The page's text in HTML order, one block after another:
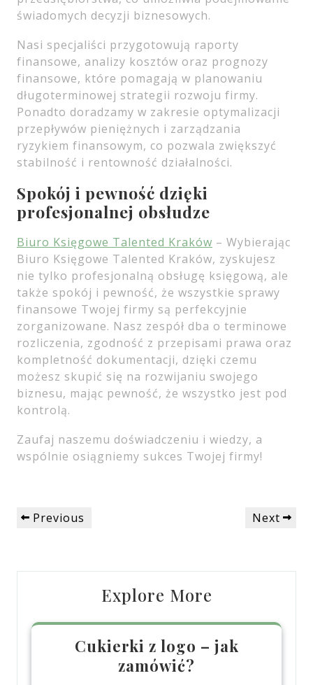
świadomych decyzji biznesowych.
Nasi specjaliści przygotowują raporty
finansowe, analizy kosztów oraz prognozy
finansowe, które pomagają w planowaniu
długoterminowej strategii rozwoju firmy.
Ponadto doradzamy w zakresie optymalizacji
przepływów pieniężnych i zarządzania
ryzykiem finansowym, co pozwala zwiększyć
stabilność i rentowność działalności.
Spokój i pewność dzięki
profesjonalnej obsłudze
Biuro Księgowe Talented Kraków – Wybierając
Biuro Księgowe Talented Kraków, zyskujesz
nie tylko profesjonalną obsługę księgową, ale
także spokój i pewność, że wszystkie sprawy
finansowe Twojej firmy są perfekcyjnie
zorganizowane. Nasz zespół dba o terminowe
rozliczenia, zgodność z przepisami prawa oraz
kompletność dokumentacji, dzięki czemu
możesz skupić się na rozwijaniu swojego
biznesu, mając pewność, że wszystko jest pod
kontrolą.
Zaufaj naszemu doświadczeniu i wiedzy, a
wspólnie osiągniemy sukces Twojej firmy!
Nawigacja
wpisu
Previous
Previous
Next
Next
Explore More
Cukierki z logo – jak
zamówić?